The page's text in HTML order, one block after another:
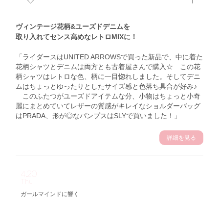
ヴィンテージ花柄&ユーズドデニムを
取り入れてセンス高めなレトロMIXに！
「ライダースはUNITED ARROWSで買った新品で、中に着た
花柄シャツとデニムは両方とも古着屋さんで購入☆ この花
柄シャツはレトロな色、柄に一目惚れしました。そしてデニ
ムはちょっとゆったりとしたサイズ感と色落ち具合が好み♪
このふたつがユーズドアイテムな分、小物はちょっと小奇
麗にまとめていてレザーの質感がキレイなショルダーバッグ
はPRADA、形が◎なパンプスはSLYで買いました！」
詳細を見る
4.20
ガールマインドに響く